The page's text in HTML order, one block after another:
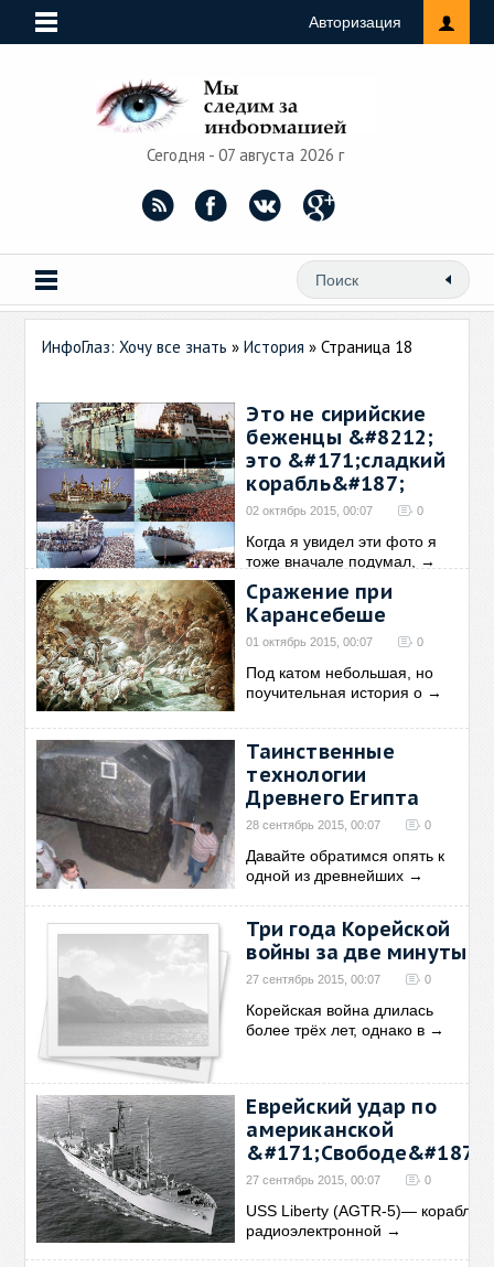
Авторизация
Сегодня - 07 августа 2026 г
ИнфоГлаз: Хочу все знать »История » Страница 18
Это не сирийские
беженцы &#8212;
это &#171;сладкий
корабль&#187;
02 октябрь 2015, 00:07 0
Когда я увидел эти фото я
тоже вначале подумал,
→
Сражение при
Карансебеше
01 октябрь 2015, 00:07 0
Под катом небольшая, но
поучительная история о →
Таинственные
технологии
Древнего Египта
28 сентябрь 2015, 00:07 0
Давайте обратимся опять к
одной из древнейших →
Три года Корейской
войны за две минуты
27 сентябрь 2015, 00:07 0
Корейская война длилась
более трёх лет, однако в →
Еврейский удар по
американской
&#171;Свободе&#187;
27 сентябрь 2015, 00:07 0
USS Liberty (AGTR-5)— корабль
радиоэлектронной →